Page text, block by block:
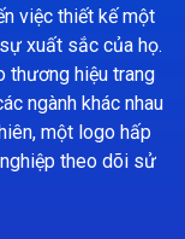
việc thiết kế một
xuất sắc của họ.
thương hiệu trang
ngành khác nhau
một logo hấp
theo dõi sử